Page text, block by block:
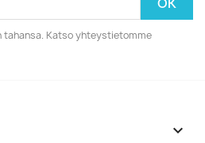
tahansa. Katso yhteystietomme
